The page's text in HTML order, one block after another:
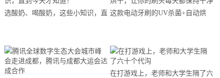
选酸奶、喝酸奶，这些小知识，直 这款电动牙刷的UV杀菌+自动烘
在打游戏上，老师和大学生隔了六